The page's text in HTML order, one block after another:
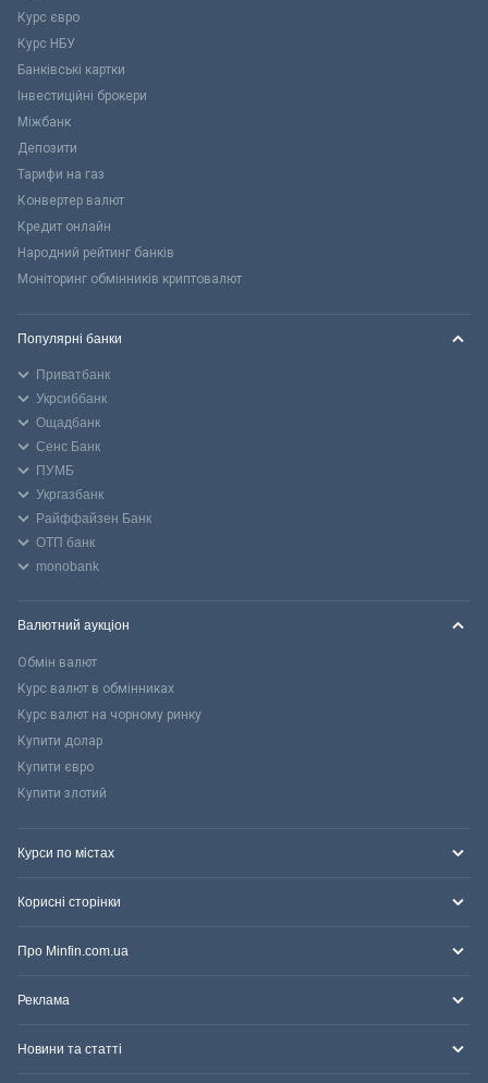
Курс євро
Курс НБУ
Банківські картки
Інвестиційні брокери
Міжбанк
Депозити
Тарифи на газ
Конвертер валют
Кредит онлайн
Народний рейтинг банків
Моніторинг обмінників криптовалют
Популярні банки
Приватбанк
Укрсиббанк
Ощадбанк
Сенс Банк
ПУМБ
Укргазбанк
Райффайзен Банк
ОТП банк
monobank
Валютний аукціон
Обмін валют
Курс валют в обмінниках
Курс валют на чорному ринку
Купити долар
Купити євро
Купити злотий
Курси по містах
Корисні сторінки
Про Minfin.com.ua
Реклама
Новини та статті